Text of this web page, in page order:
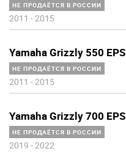
НЕ ПРОДАЁТСЯ В РОССИИ
2011 -2015
Yamaha Grizzly 550 EPS
НЕ ПРОДАЁТСЯ В РОССИИ
2011 -2015
Yamaha Grizzly 700 EPS
НЕ ПРОДАЁТСЯ В РОССИИ
2019 -2022